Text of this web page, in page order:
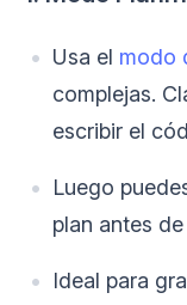
Usa el modo
complejas.
escribir el
Luego
plan antes
Ideal para